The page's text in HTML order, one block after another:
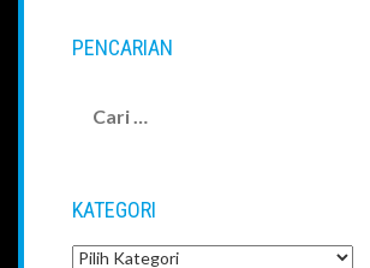
PENCARIAN
untuk:
KATEGORI
Kategori